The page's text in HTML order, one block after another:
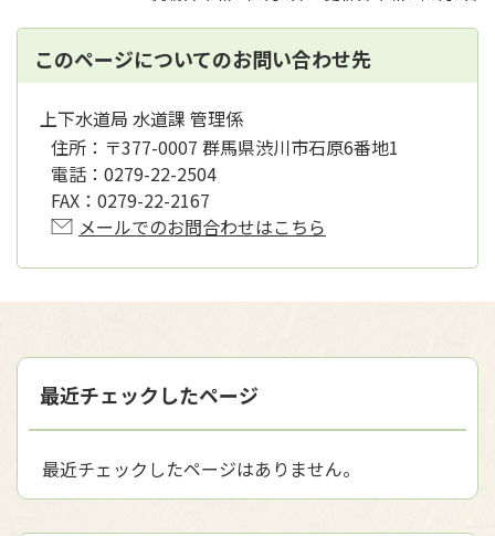
このページについてのお問い合わせ先
上下水道局 水道課 管理係
住所： 〒377-0007 群馬県渋川市石原6番地1
電話： 0279-22-2504
FAX： 0279-22-2167
メールでのお問合わせはこちら
最近チェックしたページ
最近チェックしたページはありません。